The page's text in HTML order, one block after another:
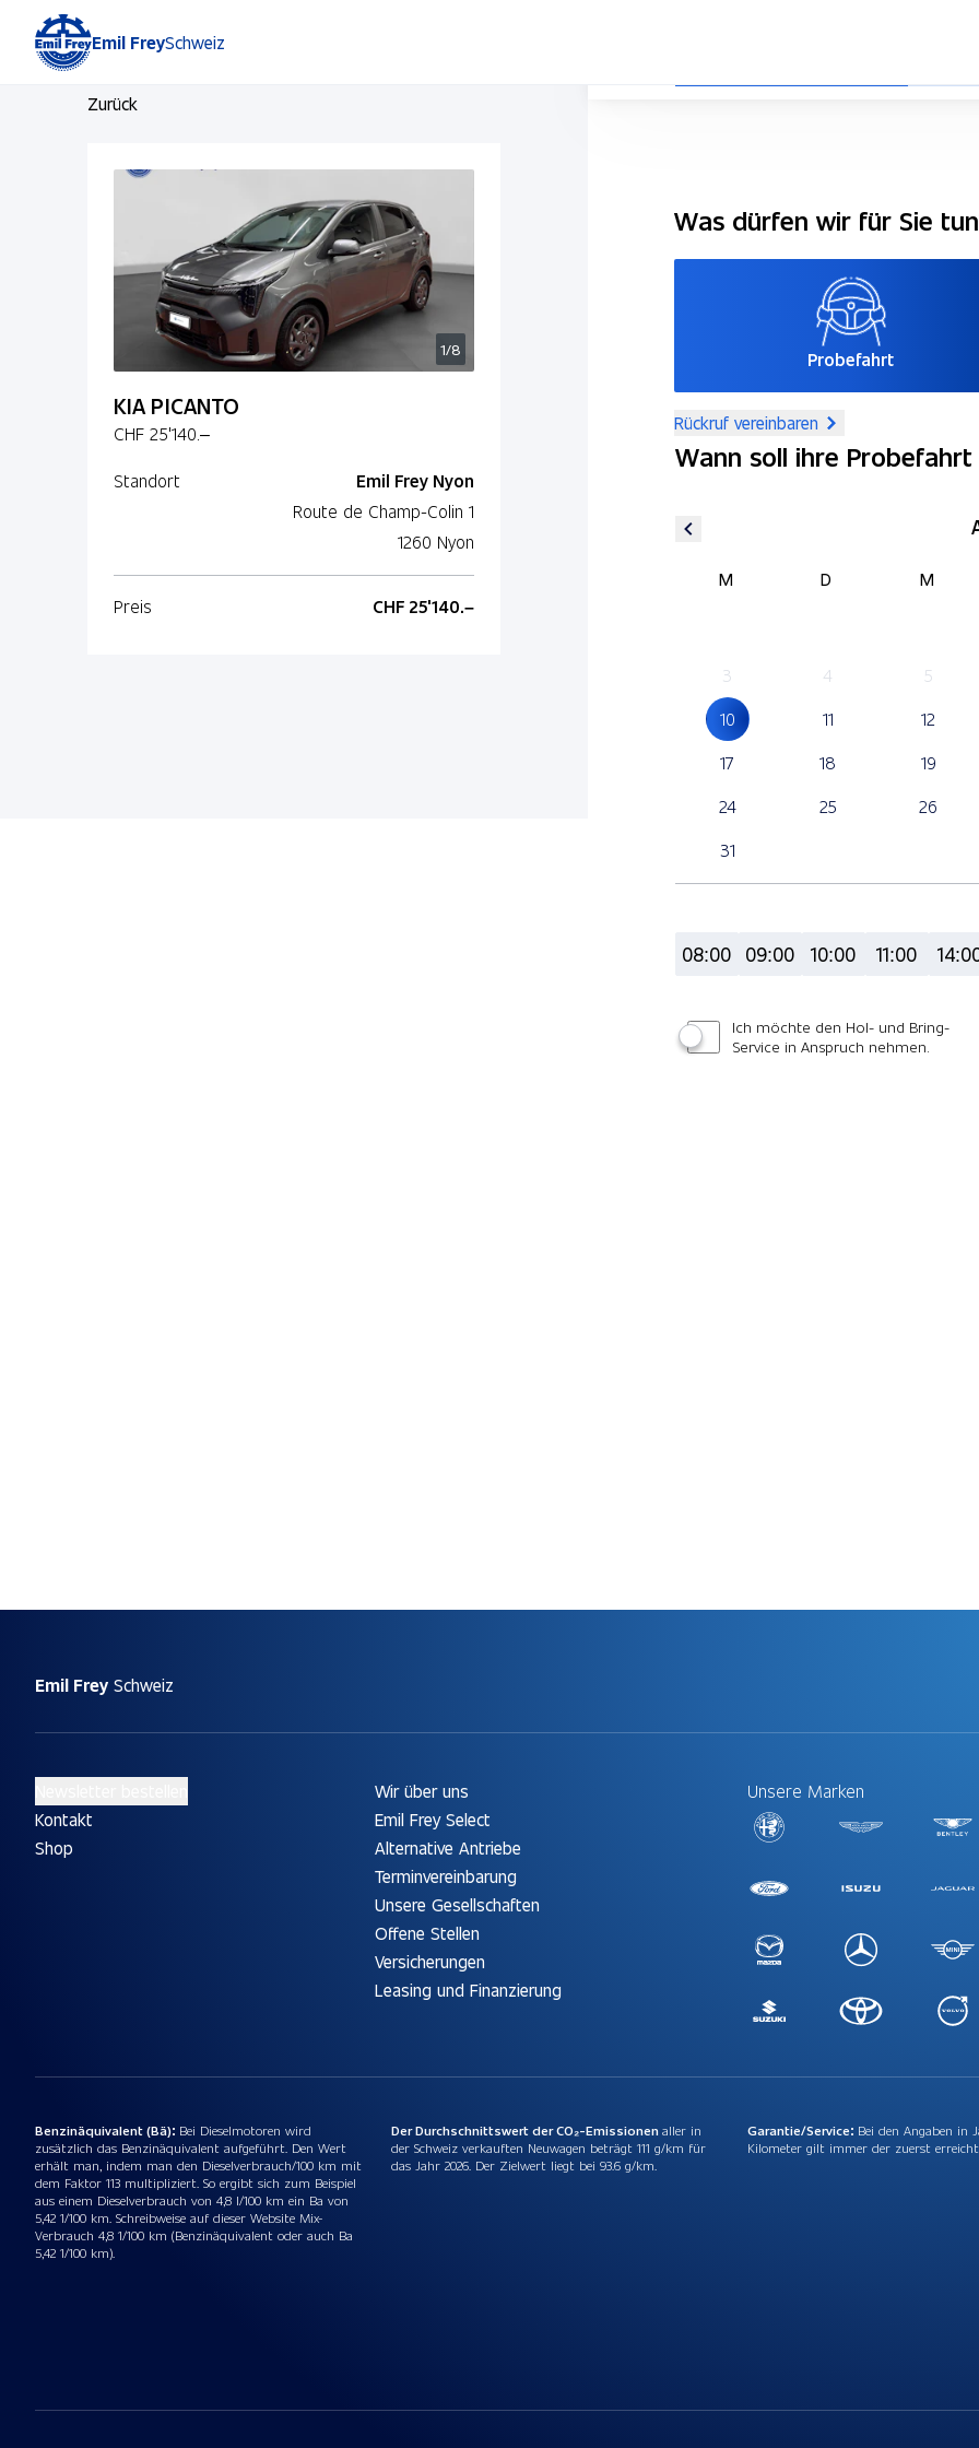
Emil FreySchweiz
Zurück
1/8
KIA PICANTO
CHF 25'140.–
Standort
Emil Frey Nyon
Route de Champ-Colin 1
1260 Nyon
Preis CHF 25'140.–
Was dürfen wir für Sie
Probefahrt
Rückruf vereinbaren
Wann soll ihre
M D M
3
4 5
10
11 12
17
18 19
24
25 26
31
08:00 09:00 10:00 11:00
Ich möchte den Hol- und Bring-
Service in Anspruch nehmen.
Emil Frey Schweiz
Kontakt
Shop
Wir über uns
Emil Frey Select
Alternative Antriebe
Terminvereinbarung
Unsere Gesellschaften
Offene Stellen
Versicherungen
Leasing und Finanzierung
Unsere Marken
Benzinäquivalent (Bä): Bei Dieselmotoren wird
zusätzlich das Benzinäquivalent aufgeführt. Den Wert
erhält man, indem man den Dieselverbrauch/100 km mit
dem Faktor 113 multipliziert. So ergibt sich zum Beispiel
aus einem Dieselverbrauch von 4,8 l/100 km ein Ba von
5,42 1/100 km. Schreibweise auf dieser Website Mix-
Verbrauch 4,8 1/100 km (Benzinäquivalent oder auch Ba
5,42 1/100 km).
Der Durchschnittswert der CO₂-Emissionenaller in
der Schweiz verkauften Neuwagen beträgt 111 g/km für
das Jahr 2026. Der Zielwert liegt bei 93.6 g/km.
Garantie/Service: Bei den Angaben in
Kilometer gilt immer der zuerst